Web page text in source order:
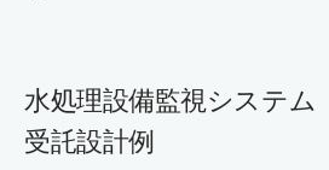
水処理設備監視システム
受託設計例